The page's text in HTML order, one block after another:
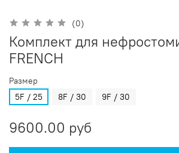
(0)
Комплект для
FRENCH
Размер
5F / 25
8F / 30 9F / 30
9600.00 руб